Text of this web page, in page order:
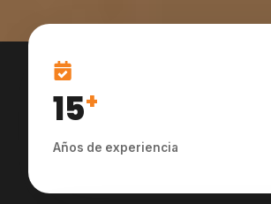
15+
Años de experiencia